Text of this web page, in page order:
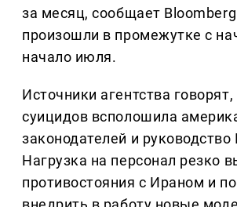
за месяц, сообщает
произошли в промежутке с
начало июля.
Источники агентства говорят,
суицидов всполошила
законодателей и руководство
Нагрузка на персонал резко
противостояния с Ираном и